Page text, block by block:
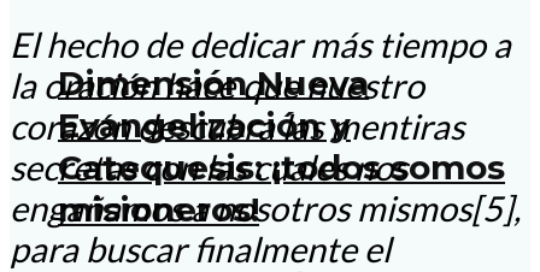
Dimensión Nueva
Evangelización y
Catequesis: ¡todos somos
misioneros!
El hecho de dedicar más tiempo a
la oración hace que nuestro
corazón descubra las mentiras
secretas con las cuales nos
engañamos a nosotros mismos[5],
para buscar finalmente el